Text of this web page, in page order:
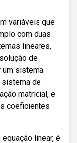
variáveis que
com duas
lineares,
de
um sistema
sistema de
matricial, e
coeficientes
linear, é